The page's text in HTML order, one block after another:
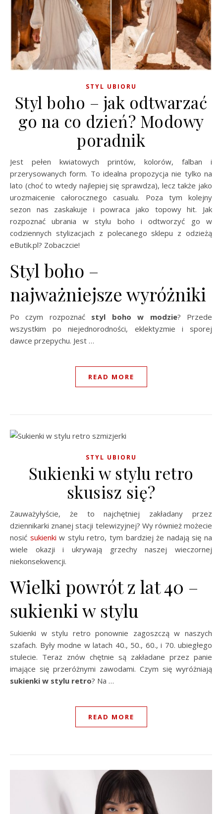
STYL UBIORU
Styl boho – jak odtwarzać
go na co dzień? Modowy
poradnik
Jest pełen kwiatowych printów, kolorów, falban i
przerysowanych form. To idealna propozycja nie tylko na
lato (choć to wtedy najlepiej się sprawdza), lecz także jako
urozmaicenie całorocznego casualu. Poza tym kolejny
sezon nas zaskakuje i powraca jako topowy hit. Jak
rozpoznać ubrania w stylu boho i odtworzyć go w
codziennych stylizacjach z polecanego sklepu z odzieżą
eButik.pl? Zobaczcie!
Styl boho –
najważniejsze wyróżniki
Po czym rozpoznać styl boho w modzie? Przede
wszystkim po niejednorodności, eklektyzmie i sporej
dawce przepychu. Jest …
READ MORE
STYL UBIORU
Sukienki w stylu retro
skusisz się?
Zauważyłyście, że to najchętniej zakładany przez
dziennikarki znanej stacji telewizyjnej? Wy również możecie
nosić sukienki w stylu retro, tym bardziej że nadają się na
wiele okazji i ukrywają grzechy naszej wieczornej
niekonsekwencji.
Wielki powrót z lat 40 –
sukienki w stylu
Sukienki w stylu retro ponownie zagoszczą w naszych
szafach. Były modne w latach 40., 50., 60., i 70. ubiegłego
stulecie. Teraz znów chętnie są zakładane przez panie
imające się przeróżnymi zawodami. Czym się wyróżniają
sukienki w stylu retro? Na …
READ MORE